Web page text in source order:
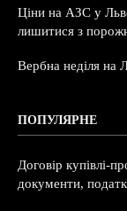
Ціни на АЗС у
лишитися з
Вербна неділя на
ПОПУЛЯРНЕ
Договір купівлі-
документи,